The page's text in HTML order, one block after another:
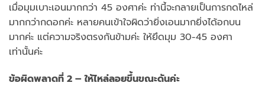
เมื่อมุมเบาะเอนมากกว่า 45 องศาค่ะ ท่านี้จะกลายเป็นการกดไหล่
มากกว่ากดอกค่ะ หลายคนเข้าใจผิดว่ายิ่งเอนมากยิ่งได้อกบน
มากค่ะ แต่ความจริงตรงกันข้ามค่ะ ให้ยึดมุม 30-45 องศา
เท่านั้นค่ะ
ข้อผิดพลาดที่ 2 – ให้ไหล่ลอยขึ้นขณะดันค่ะ